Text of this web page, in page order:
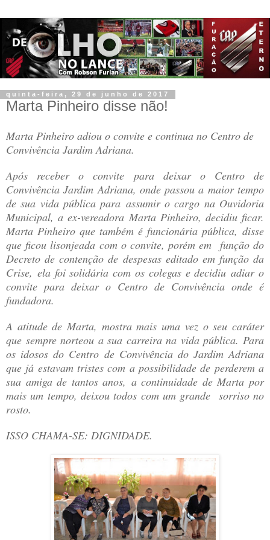
quinta-feira, 29 de junho de 2017
Marta Pinheiro disse não!
Marta Pinheiro adiou o convite e continua no Centro de
Convivência Jardim Adriana.
Após receber o convite para deixar o Centro de
Convivência Jardim Adriana, onde passou a maior tempo
de sua vida pública para assumir o cargo na Ouvidoria
Municipal, a ex-vereadora Marta Pinheiro, decidiu ficar.
Marta Pinheiro que também é funcionária pública, disse
que ficou lisonjeada com o convite, porém em função do
Decreto de contenção de despesas editado em função da
Crise, ela foi solidária com os colegas e decidiu adiar o
convite para deixar o Centro de Convivência onde é
fundadora.
A atitude de Marta, mostra mais uma vez o seu caráter
que sempre norteou a sua carreira na vida pública. Para
os idosos do Centro de Convivência do Jardim Adriana
que já estavam tristes com a possibilidade de perderem a
sua amiga de tantos anos, a continuidade de Marta por
mais um tempo, deixou todos com um grande sorriso no
rosto.
ISSO CHAMA-SE: DIGNIDADE.